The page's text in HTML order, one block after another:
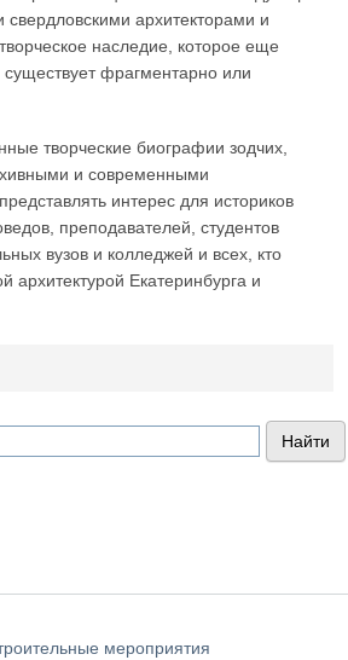
свердловскими архитекторами и
наследие, которое еще
существует фрагментарно или
творческие биографии зодчих,
и современными
интерес для историков
преподавателей, студентов
вузов и колледжей и всех, кто
архитектурой Екатеринбурга и
мероприятия